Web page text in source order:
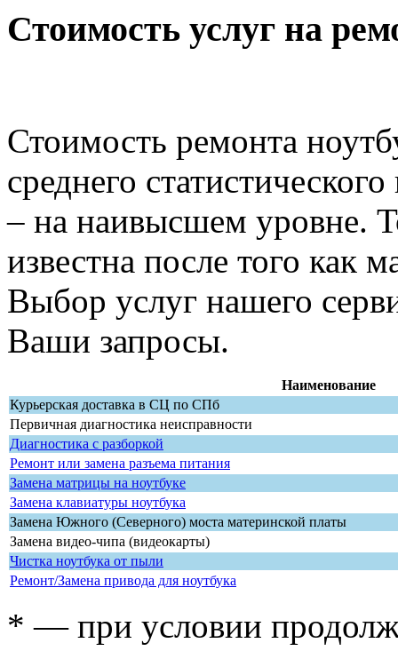
Стоимость услуг на
Стоимость ремонта
среднего
– на наивысшем уровне.
известна после того как
Выбор услуг нашего
Ваши запросы.
Наименование
Курьерская доставка в СЦ по СПб
Первичная диагностика неисправности
Диагностика с разборкой
Ремонт или замена разъема питания
Замена матрицы на ноутбуке
Замена клавиатуры ноутбука
Замена Южного (Северного) моста материнской платы
Замена видео-чипа (видеокарты)
Чистка ноутбука от пыли
Ремонт/Замена привода для ноутбука
* — при условии